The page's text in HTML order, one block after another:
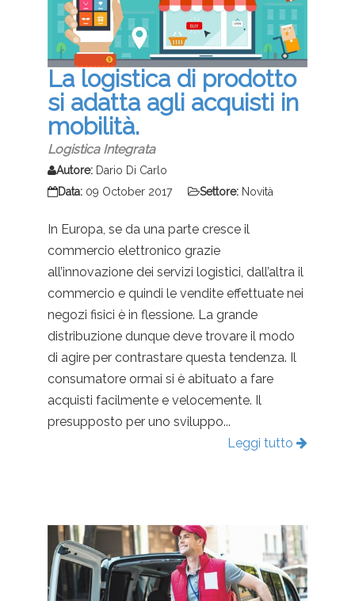
La logistica di prodotto
si adatta agli acquisti in
mobilità.
Logistica Integrata
Autore: Dario Di Carlo
Data: 09 October 2017 Settore: Novità
In Europa, se da una parte cresce il
commercio elettronico grazie
all’innovazione dei servizi logistici, dall’altra il
commercio e quindi le vendite effettuate nei
negozi fisici è in flessione. La grande
distribuzione dunque deve trovare il modo
di agire per contrastare questa tendenza. Il
consumatore ormai si è abituato a fare
acquisti facilmente e velocemente. Il
presupposto per uno sviluppo...
Leggi tutto